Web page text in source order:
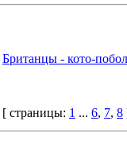
Британцы - кото-
[ страницы: 1 ... 6, 7, 8